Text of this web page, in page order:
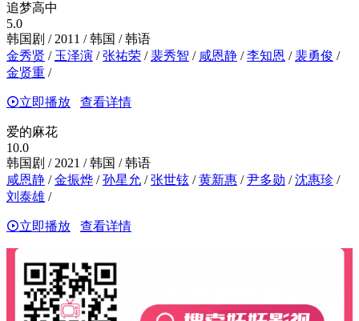
追梦高中
5.0
韩国剧 / 2011 / 韩国 / 韩语
金秀贤 / 玉泽演 /张祐荣 / 裴秀智 / 咸恩静 /李知恩 / 裴勇俊 /
金贤重 /
立即播放 查看详情
爱的麻花
10.0
韩国剧 / 2021 / 韩国 / 韩语
咸恩静 /金振烨 /孙星允 /张世铉 /黄新惠 /尹多勋 /沈惠珍 /
刘泰雄 /
立即播放 查看详情